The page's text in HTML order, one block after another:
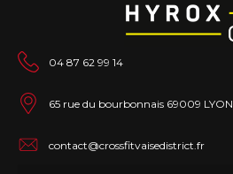
04 87 62 99 14
65 rue du bourbonnais 69009 LYON
contact@crossfitvaisedistrict.fr